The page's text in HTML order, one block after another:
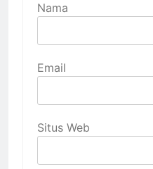
Nama
Email
Situs Web